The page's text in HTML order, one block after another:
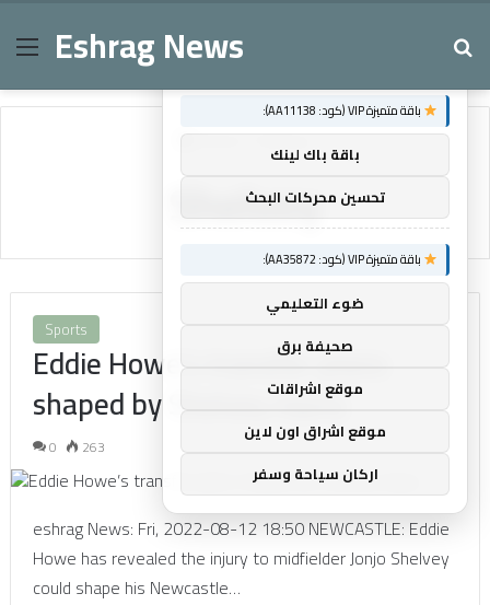
MenuEshrag News
Home/Shelvey
Shelvey
Sports
Eddie Howe’s transfer plans
shaped by Shelvey injury
0 263
eshrag News: Fri, 2022-08-12 18:50 NEWCASTLE: Eddie
Howe has revealed the injury to midfielder Jonjo Shelvey
could shape his Newcastle…
×
باقة متميزة VIP (كود: AA11138):
باقة باك لينك
تحسين محركات البحث
باقة متميزة VIP (كود: AA35872):
ضوء التعليمي
صحيفة برق
موقع اشراقات
موقع اشراق اون لاين
اركان سياحة وسفر